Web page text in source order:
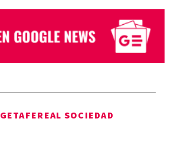
GETAFEREAL SOCIEDAD